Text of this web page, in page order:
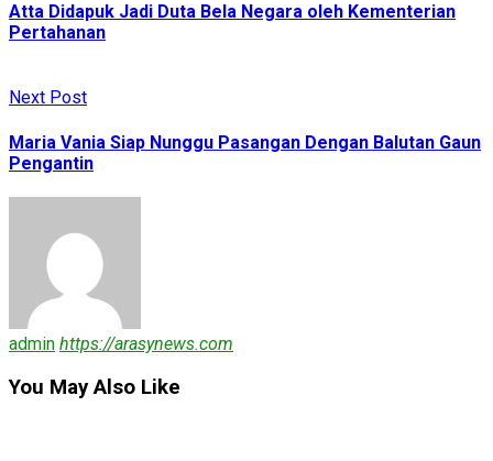
Atta Didapuk Jadi Duta Bela Negara oleh Kementerian
Pertahanan
Next Post
Maria Vania Siap Nunggu Pasangan Dengan Balutan Gaun
Pengantin
admin https://arasynews.com
You May Also Like